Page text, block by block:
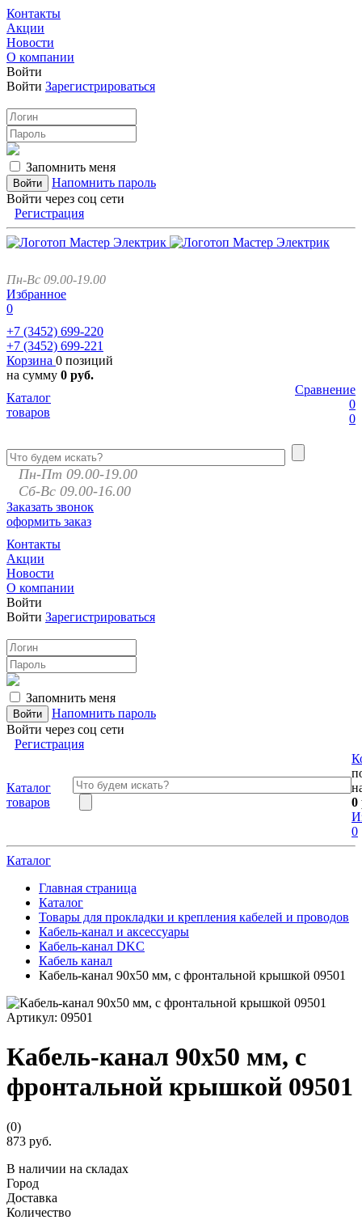
Контакты
Акции
Новости
О компании
Войти
Войти Зарегистрироваться
Запомнить меня
Напомнить пароль
Войти через соц сети
Регистрация
Пн-Вс 09.00-19.00
Избранное
0
+7 (3452) 699-220
+7 (3452) 699-221
Корзина 0 позиций
на сумму 0 руб.
Сравнение
0
0
Каталог
товаров
Пн-Пт 09.00-19.00
Сб-Вс 09.00-16.00
Заказать звонок
оформить заказ
Контакты
Акции
Новости
О компании
Войти
Войти Зарегистрироваться
Запомнить меня
Напомнить пароль
Войти через соц сети
Регистрация
Каталог
товаров
0
0
Каталог
Главная страница
Каталог
Товары для прокладки и крепления кабелей и проводов
Кабель-канал и аксессуары
Кабель-канал DKC
Кабель канал
Кабель-канал 90х50 мм, с фронтальной крышкой 09501
Артикул: 09501
Кабель-канал 90х50 мм, с
фронтальной крышкой 09501
(0)
873 руб.
В наличии на складах
Город
Доставка
Количество